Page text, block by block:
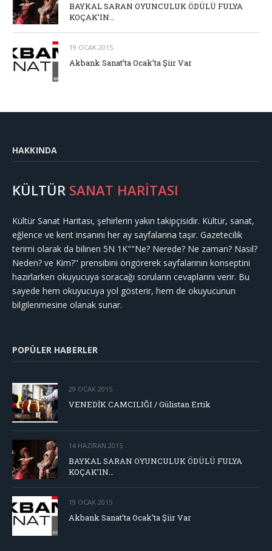
BAYKAL SARAN OYUNCULUK ÖDÜLÜ FULYA
KOÇAK’IN…
19 OCAK 2015
Akbank Sanat’ta Ocak’ta Şiir Var
HAKKINDA
KÜLTÜR SANAT HARİTASI
Kültür Sanat Haritası, şehirlerin yakın takipçisidir. Kültür, sanat,
eğlence ve kent insanını her ay sayfalarına taşır. Gazetecilik
terimi olarak da bilinen 5N 1K""Ne? Nerede? Ne zaman? Nasıl?
Neden? ve Kim?" prensibini öngörerek sayfalarının konseptini
hazırlarken okuyucuya soracağı soruların cevaplarını verir. Bu
sayede hem okuyucuya yol gösterir, hem de okuyucunun
bilgilenmesine olanak sunar.
POPÜLER HABERLER
29 OCAK 2015
VENEDİK CAMCILIĞI / Gülistan Ertik
14 HAZIRAN 2015
BAYKAL SARAN OYUNCULUK ÖDÜLÜ FULYA
KOÇAK’IN…
19 OCAK 2015
Akbank Sanat’ta Ocak’ta Şiir Var